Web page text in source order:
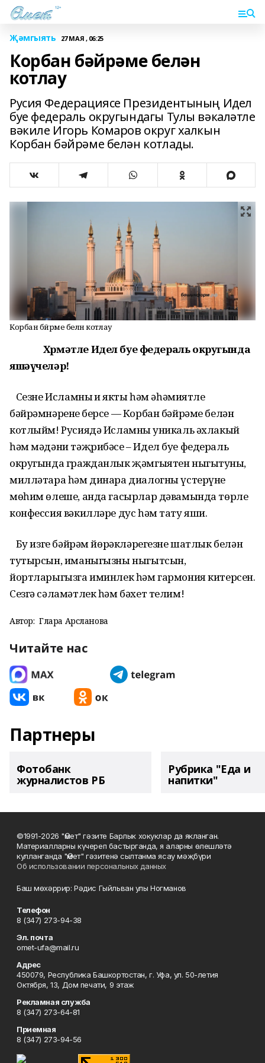
Җәмгыять 27 МАЯ , 06:25
Корбан бәйрәме белән
котлау
Русия Федерациясе Президентының Идел
буе федераль округындагы Тулы вәкаләтле
вәкиле Игорь Комаров округ халкын
Корбан бәйрәме белән котлады.
Корбан бәйрәме белән котлау
Хөрмәтле Идел буе федераль округында
яшәүчеләр!
Сезне Исламның иң якты һәм әһәмиятле
бәйрәмнәренең берсе — Корбан бәйрәме белән
котлыйм! Русиядә Исламның уникаль әхлакый
һәм мәдәни тәҗрибәсе – Идел буе федераль
округында гражданлык җәмгыятен ныгытуның,
милләтара һәм динара диалогны үстерүнең
мөһим өлеше, анда гасырлар дәвамында төрле
конфессия вәкилләре дус һәм тату яши.
Бу изге бәйрәм йөрәкләрегезне шатлык белән
тутырсын, иманыгызны ныгытсын,
йортларыгызга иминлек һәм гармония китерсен.
Сезгә сәламәтлек һәм бәхет телим!
Автор: Гөлара Арсланова
Читайте нас
Партнеры
Фотобанк
журналистов РБ
Рубрика "Еда и
напитки"
©1991-2026 "Өмет" гәзите Барлык хокуклар да якланган.
Материалларны күчереп бастырганда, я аларны өлешләтә
кулланганда "Өмет" гәзитенә сылтанма ясау мәҗбүри
Об использовании персональных данных
Баш мөхәррир: Рәдис Гыйльван улы Ногманов
Телефон
8 (347) 273-94-38
Эл. почта
omet-ufa@mail.ru
Адрес
450079, Республика Башкортостан, г. Уфа, ул. 50-летия
Октября, 13, Дом печати, 9 этаж
Рекламная служба
8 (347) 273-64-81
Приемная
8 (347) 273-94-56